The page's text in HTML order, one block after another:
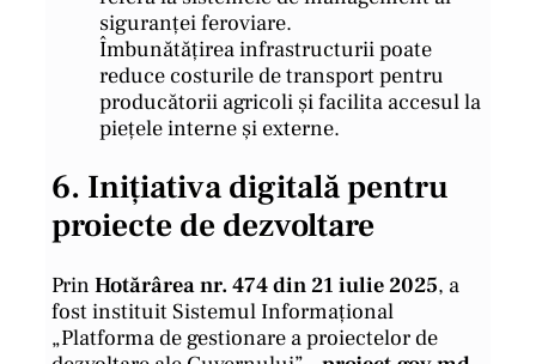
siguranței feroviare.
Îmbunătățirea infrastructurii poate
reduce costurile de transport pentru
producătorii agricoli și facilita accesul la
piețele interne și externe.
6. Inițiativa digitală pentru
proiecte de dezvoltare
Prin Hotărârea nr. 474 din 21 iulie 2025, a
fost instituit Sistemul Informațional
„Platforma de gestionare a proiectelor de